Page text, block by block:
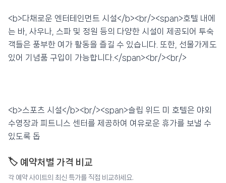
<b>다채로운 엔터테인먼트 시설</b><br/><span>호텔 내에
는 바, 사우나, 스파 및 정원 등의 다양한 시설이 제공되어 투숙
객들은 풍부한 여가 활동을 즐길 수 있습니다. 또한, 선물가게도
있어 기념품 구입이 가능합니다.</span><br/><br/>
<b>스포츠 시설</b><br/><span>슬립 위드 미 호텔은 야외
수영장과 피트니스 센터를 제공하여 여유로운 휴가를 보낼 수
있도록 돕
🏷️ 예약처별 가격 비교
각 예약 사이트의 최신 특가를 직접 비교하세요.